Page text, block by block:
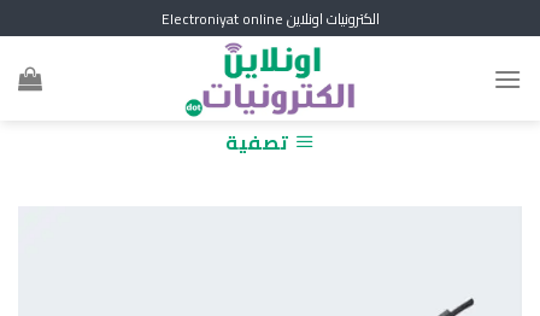
to
content
الكترونيات اونلاين Electroniyat online
تصفية